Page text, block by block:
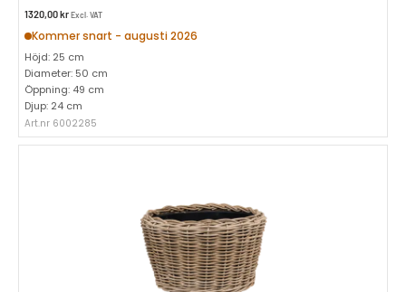
1320,00krExcl. VAT
Kommer snart - augusti 2026
Höjd: 25 cm
Diameter: 50 cm
Öppning: 49 cm
Djup: 24 cm
Art.nr 6002285